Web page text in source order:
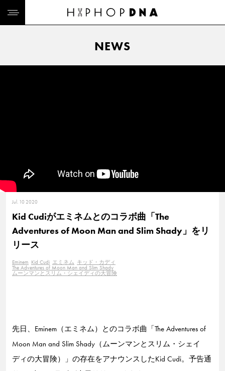
NEWS
Jul. 10 2020
Kid Cudiがエミネムとのコラボ曲「The
Adventures of Moon Man and Slim Shady」をリ
リース
Eminem Kid Cudi エミネム キッド・カディ
The Adventures of Moon Man and Slim Shady
ムーンマンとスリム・シェイディの大冒険
先日、Eminem（エミネム）とのコラボ曲「The Adventures of
Moon Man and Slim Shady（ムーンマンとスリム・シェイ
ディの大冒険）」の存在をアナウンスしたKid Cudi。予告通